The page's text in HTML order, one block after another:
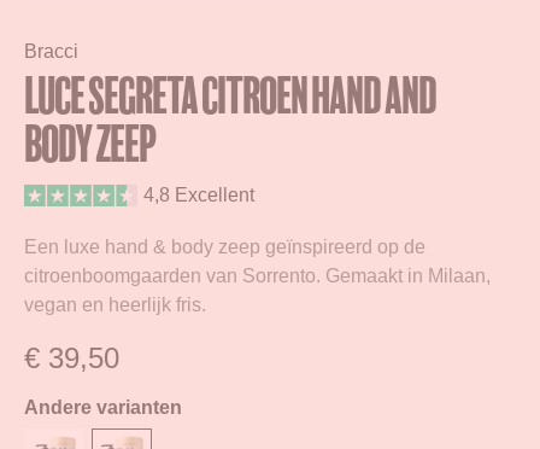
Bracci
Luce Segreta Citroen Hand and
Body Zeep
4,8 Excellent
Een luxe hand & body zeep geïnspireerd op de
citroenboomgaarden van Sorrento. Gemaakt in Milaan,
vegan en heerlijk fris.
€ 39,50
Andere varianten